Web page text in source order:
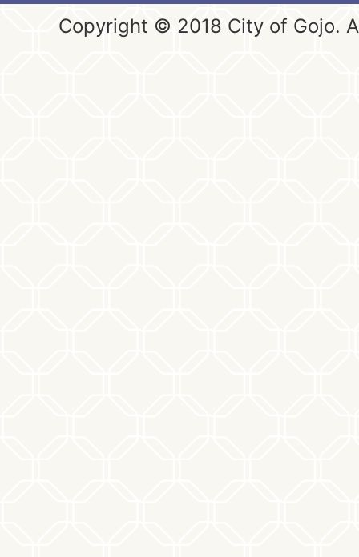
Copyright © 2018 City of Gojo.